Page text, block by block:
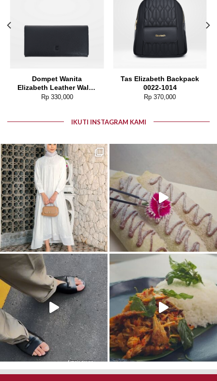
Dompet Wanita
Elizabeth Leather Wallet
0111-0050
Rp330,000
Tas Elizabeth Backpack
0022-1014
Rp 370,000
IKUTI INSTAGRAM KAMI